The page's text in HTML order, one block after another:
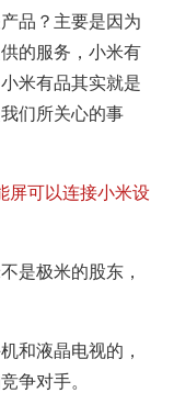
品？主要是因为
的服务，小米有
米有品其实就是
们所关心的事
是极米的股东，
和液晶电视的，
争对手。